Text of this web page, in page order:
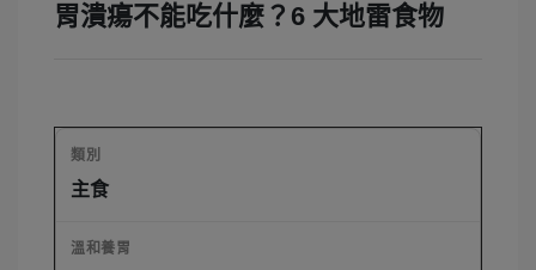
胃潰瘍不能吃什麼？6 大地雷食物
主食